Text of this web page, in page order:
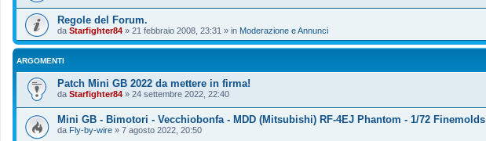
Regole del Forum.
da Starfighter84 » 21 febbraio 2008, 23:31 » in Moderazione e Annunci
ARGOMENTI
Patch Mini GB 2022 da mettere in firma!
da Starfighter84 » 24 settembre 2022, 22:40
Mini GB - Bimotori - Vecchiobonfa - MDD (Mitsubishi) RF-4EJ Phantom - 1/72 Finemolds
da Fly-by-wire » 7 agosto 2022, 20:50